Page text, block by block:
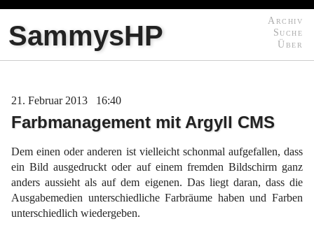
Archiv
Suche
Über
SammysHP
21 Februar2013 16:40
Farbmanagement mit Argyll CMS
Dem einen oder anderen ist vielleicht schonmal aufgefallen, dass
ein Bild ausgedruckt oder auf einem fremden Bildschirm ganz
anders aussieht als auf dem eigenen. Das liegt daran, dass die
Ausgabemedien unterschiedliche Farbräume haben und Farben
unterschiedlich wiedergeben.